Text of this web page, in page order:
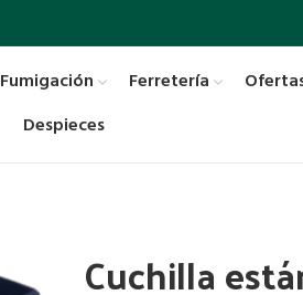
Fumigación Ferretería
Despieces
Cuchilla